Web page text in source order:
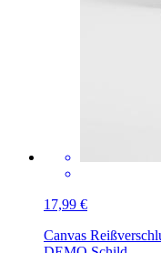
17,99 €
Canvas